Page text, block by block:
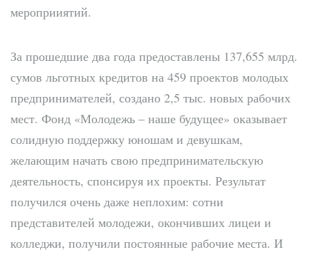
мероприиятий.
За прошедшие два года предоставлены 137,655 млрд.
сумов льготных кредитов на 459 проектов молодых
предпринимателей, создано 2,5 тыс. новых рабочих
мест. Фонд «Молодежь – наше будущее» оказывает
солидную поддержку юношам и девушкам,
желающим начать свою предпринимательскую
деятельность, спонсируя их проекты. Результат
получился очень даже неплохим: сотни
представителей молодежи, окончивших лицеи и
колледжи, получили постоянные рабочие места. И